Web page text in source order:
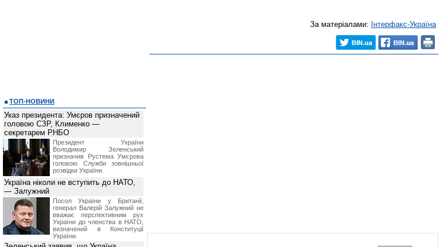
За матеріалами: Інтерфакс-Україна
ТОП-НОВИНИ
Указ президента: Умєров призначений
головою СЗР, Клименко —
секретарем РНБО
Президент України
Володимир Зеленський
призначив Pустема Умєрова
головою Служби зовнішньої
розвідки України.
Україна ніколи не вступить до НАТО,
— Залужний
Посол України у Британії,
генерал Валерій Залужний не
вважає перспективним рух
України до членства в НАТО,
визначений в Конституції
України.